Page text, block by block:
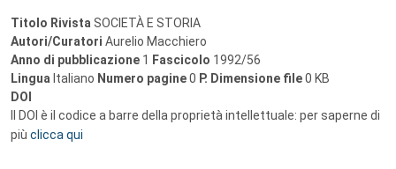
Titolo Rivista SOCIETÀ E STORIA
Autori/Curatori Aurelio Macchiero
Anno di pubblicazione 1 Fascicolo 1992/56
Lingua Italiano Numero pagine0 P. Dimensione file0 KB
DOI
Il DOI è il codice a barre della proprietà intellettuale: per saperne di
più clicca qui